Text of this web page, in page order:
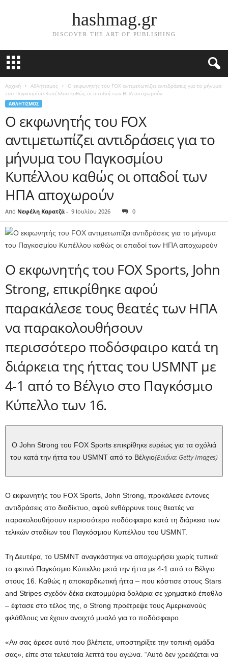
hashmag.gr
DISCOVER THE ART OF PUBLISHING
Αρχική Αθλητισμος
Ο εκφωνητής του FOX αντιμετωπίζει αντιδράσεις για το μήνυμα
του Παγκοσμίου Κυπέλλου καθώς οι οπαδοί των ΗΠΑ αποχωρούν
ΑΘΛΗΤΙΣΜΟΣ
Ο εκφωνητής του FOX
αντιμετωπίζει αντιδράσεις για το
μήνυμα του Παγκοσμίου
Κυπέλλου καθώς οι οπαδοί των
ΗΠΑ αποχωρούν
Από Νεφέλη Καρατζά - 9 Ιουλίου 2026 0
Ο εκφωνητής του FOX Sports, John
Strong, επικρίθηκε αφού
παρακάλεσε τους θεατές των ΗΠΑ
να παρακολουθήσουν
περισσότερο ποδόσφαιρο κατά τη
διάρκεια της ήττας του USMNT με
4-1 από το Βέλγιο στο Παγκόσμιο
Κύπελλο των 16.
Ο John Strong του FOX Sports επικρίθηκε ευρέως για τα σχόλιά
του κατά την ήττα του USMNT από το Βέλγιο(Εικόνα: Getty Images)
Ο εκφωνητής του FOX Sports, John Strong, προκάλεσε έντονες
αντιδράσεις στο διαδίκτυο, αφού ενθάρρυνε τους θεατές να
παρακολουθήσουν περισσότερο ποδόσφαιρο κατά τη διάρκεια των
τελικών σταδίων του Παγκόσμιου Κυπέλλου του USMNT.
Τη Δευτέρα, το USMNT αναγκάστηκε να αποχωρήσει χωρίς τυπικά
το φετινό Παγκόσμιο Κύπελλο μετά την ήττα με 4-1 από το Βέλγιο
στους 16. Καθώς η αποκαρδιωτική ήττα – που κόστισε στους Stars
and Stripes σχεδόν δέκα εκατομμύρια δολάρια σε χρηματικό έπαθλο
– έφτασε στο τέλος της, ο Strong προέτρεψε τους Αμερικανούς
φιλάθλους να έχουν ανοιχτό μυαλό για το ποδόσφαιρο.
«Αν σας άρεσε αυτό που βλέπετε, υποστηρίξτε την τοπική ομάδα
σας», είπε στα τελευταία λεπτά του αγώνα. “Αυτό δεν χρειάζεται να